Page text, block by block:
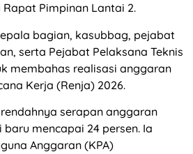
Pimpinan Lantai 2.
bagian, kasubbag, pejabat
serta Pejabat Pelaksana Teknis
membahas realisasi anggaran
Kerja (Renja) 2026.
serapan anggaran
mencapai 24 persen. Ia
Anggaran (KPA)